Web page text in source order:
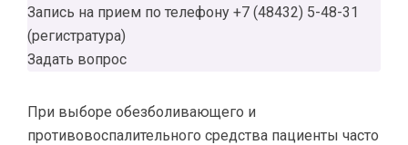
Запись на прием по телефону +7 (48432) 5-48-31
(регистратура)
Задать вопрос
При выборе обезболивающего и
противовоспалительного средства пациенты часто